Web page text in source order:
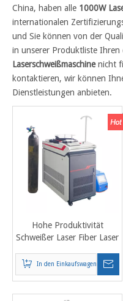
China, haben alle 1000W
internationalen
und Sie können von der
in unserer Produktliste
Laserschweißmaschinenicht
kontaktieren, wir können
Dienstleistungen anbieten.
Hohe Produktivität
Schweißer Laser Fiber Laser
Laserschweißgerät 500W
1000W 1500W 2000W
In den Einkaufswagen